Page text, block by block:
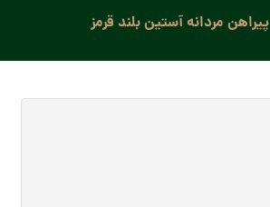
پیراهن مردانه آستین بلند قرمز